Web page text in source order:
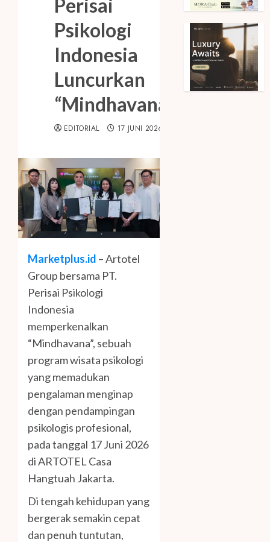
Perisai
Psikologi
Indonesia
Luncurkan
“Mindhavana”
EDITORIAL 17 JUNI 2026
Marketplus.id – Artotel
Group bersama PT.
Perisai Psikologi
Indonesia
memperkenalkan
“Mindhavana”, sebuah
program wisata psikologi
yang memadukan
pengalaman menginap
dengan pendampingan
psikologis profesional,
pada tanggal 17 Juni 2026
di ARTOTEL Casa
Hangtuah Jakarta.
Di tengah kehidupan yang
bergerak semakin cepat
dan penuh tuntutan,